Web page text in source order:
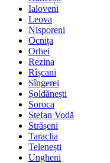
Ialoveni
Leova
Nisporeni
Ocnița
Orhei
Rezina
Rîșcani
Sîngerei
Șoldănești
Soroca
Ștefan Vodă
Strășeni
Taraclia
Telenești
Ungheni